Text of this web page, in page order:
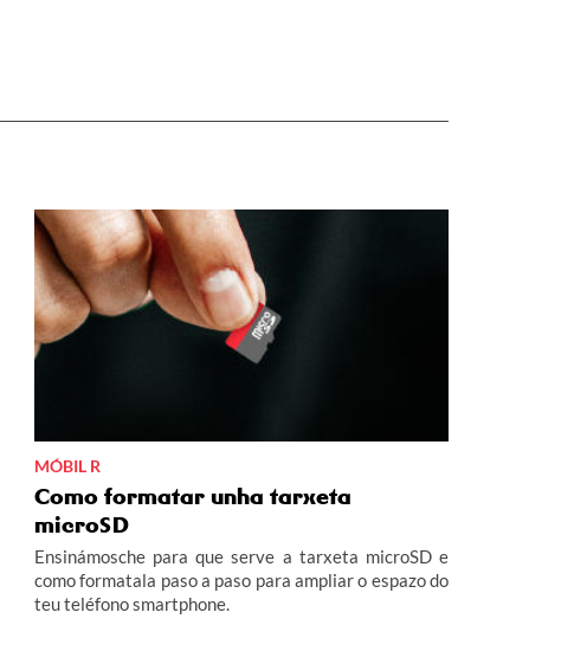
MÓBIL R
Como formatar unha tarxeta
microSD
Ensinámosche para que serve a tarxeta microSD e
como formatala paso a paso para ampliar o espazo do
teu teléfono smartphone.